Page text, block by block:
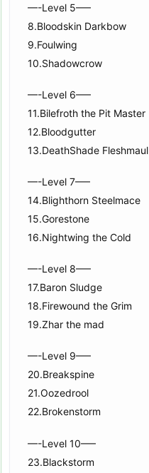
—-Level 5—–
8.Bloodskin Darkbow
9.Foulwing
10.Shadowcrow
—-Level 6—–
11.Bilefroth the Pit Master
12.Bloodgutter
13.DeathShade Fleshmaul
—-Level 7—–
14.Blighthorn Steelmace
15.Gorestone
16.Nightwing the Cold
—-Level 8—–
17.Baron Sludge
18.Firewound the Grim
19.Zhar the mad
—-Level 9—–
20.Breakspine
21.Oozedrool
22.Brokenstorm
—-Level 10—–
23.Blackstorm